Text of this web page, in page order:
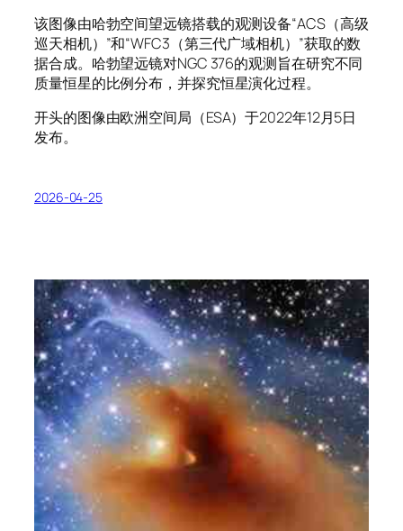
该图像由哈勃空间望远镜搭载的观测设备“ACS（高级
巡天相机）”和“WFC3（第三代广域相机）”获取的数
据合成。哈勃望远镜对NGC 376的观测旨在研究不同
质量恒星的比例分布，并探究恒星演化过程。
开头的图像由欧洲空间局（ESA）于2022年12月5日
发布。
2026-04-25